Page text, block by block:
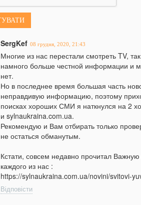
SergKef 08 грудня, 2020, 21:43
Многие из нас перестали смотреть TV,
намного больше честной информации и
нет.
Но в последнее время большая часть
неправдивую информацию, поэтому
поисках хороших СМИ я наткнулся на 2
и sylnaukraina.com.ua.
Рекомендую и Вам отбирать только
не остаться обманутым.
Кстати, совсем недавно прочитал Важную
каждого из нас :
https://sylnaukraina.com.ua/novini/svitovi-
Відповісти